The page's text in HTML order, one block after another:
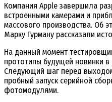
Компания Apple завершила
встроенными камерами и
массового производства. Об
Марку Гурману рассказали
На данный момент
прототипы будущей новинки в
Следующий шаг перед
пробный запуск серийной
фотомодулями.